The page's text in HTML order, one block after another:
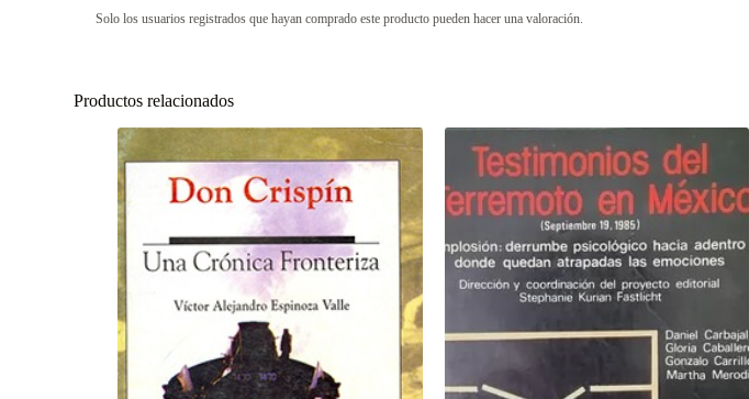
Solo los usuarios registrados que hayan comprado este producto pueden hacer una valoración.
Productos relacionados